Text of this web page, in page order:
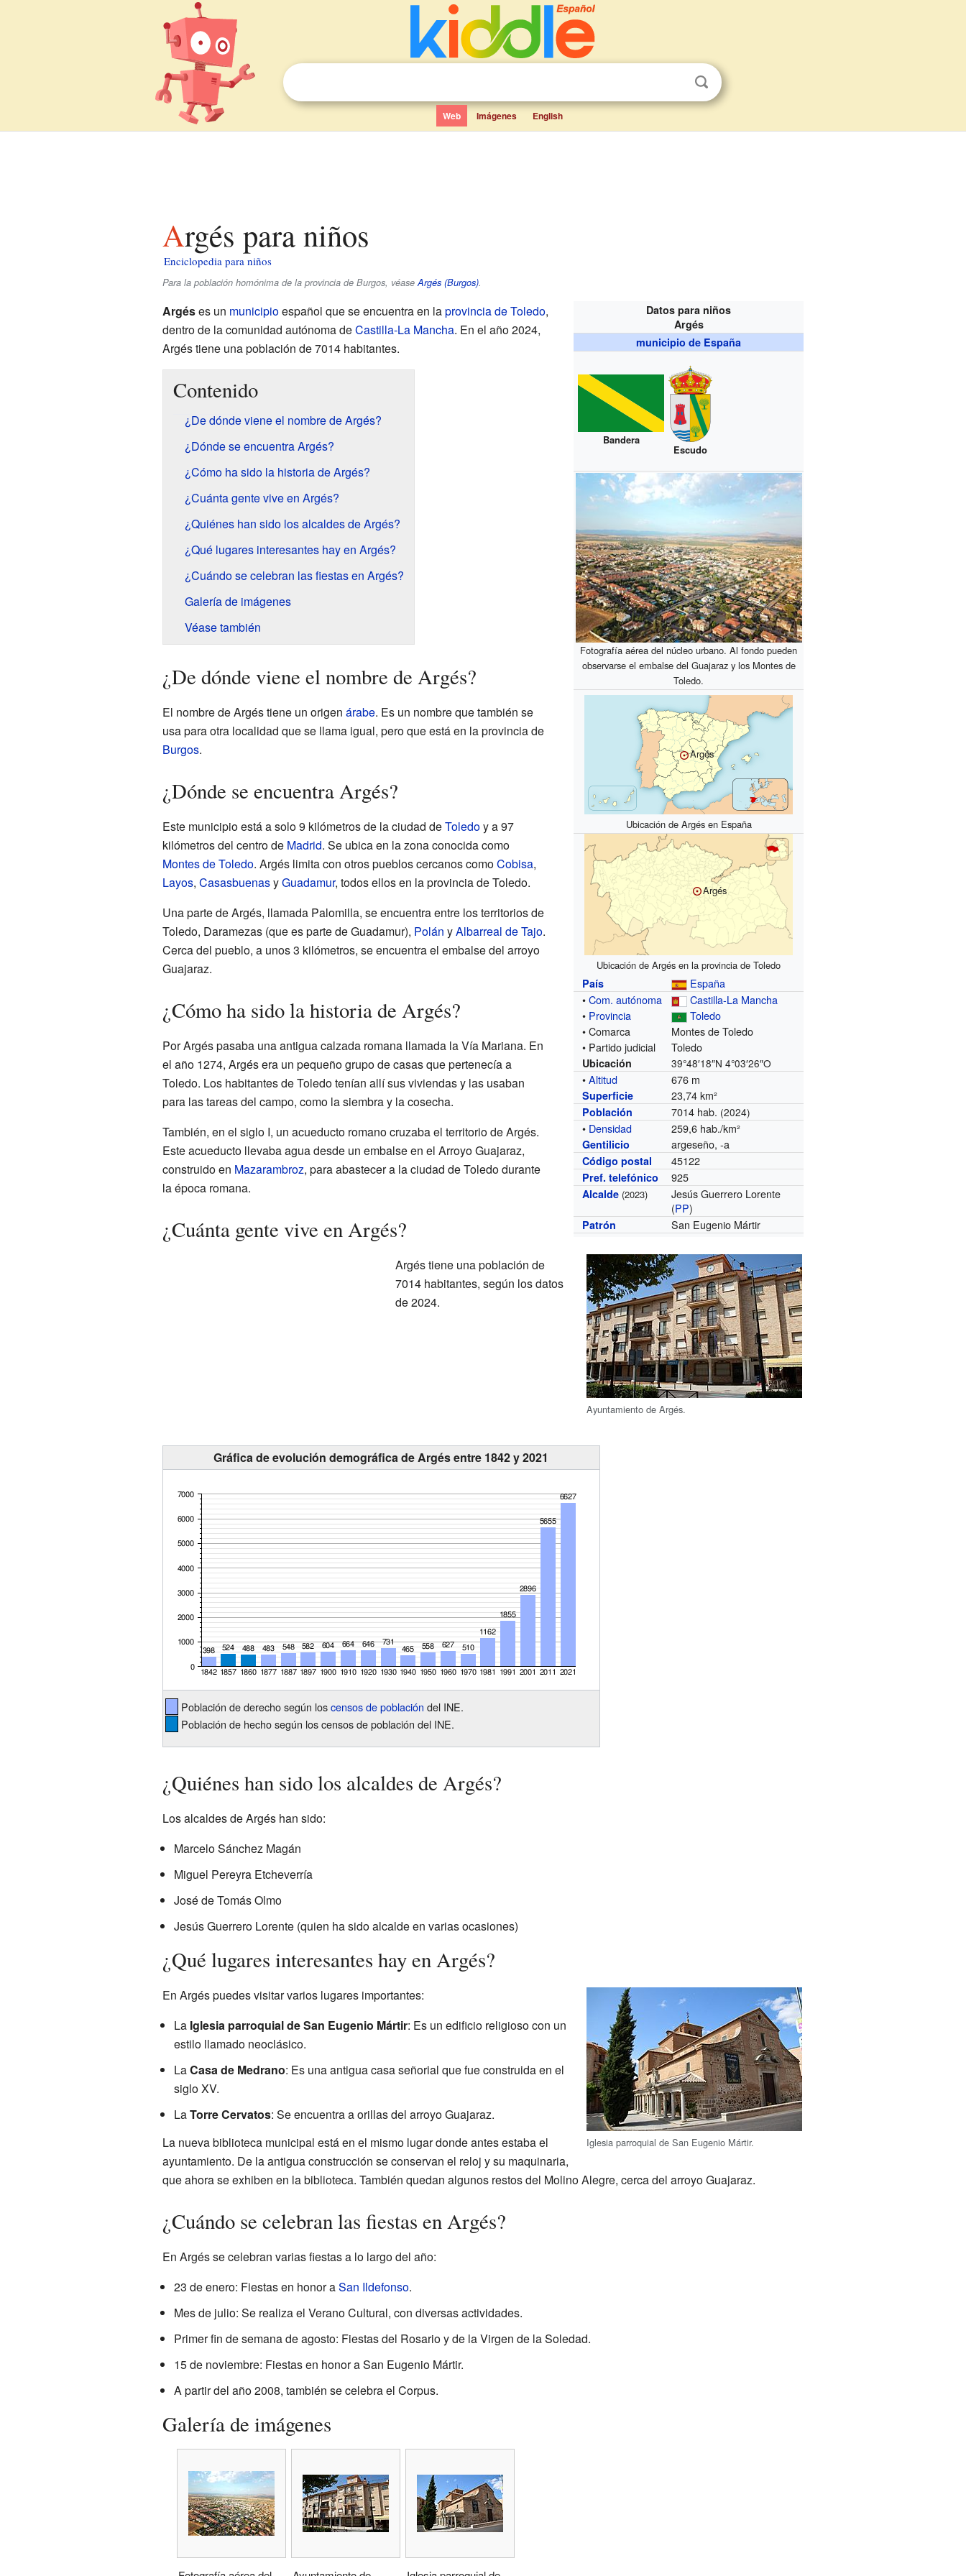
Web Imágenes English
Argés para niños
Enciclopedia para niños
Para la población homónima de la provincia de Burgos, véaseArgés (Burgos).
Datos para niños
Argés
municipio de España
Bandera
Escudo
Fotografía aérea del núcleo urbano. Al fondo pueden
observarse el embalse del Guajaraz y los Montes de
Toledo.
Argés
Ubicación de Argés en España
Argés
Ubicación de Argés en la provincia de Toledo
País
España
•Com. autónoma
Castilla-La Mancha
• Provincia
Toledo
• Comarca
Montes de Toledo
• Partido judicial
Toledo
Ubicación 39°48′18″N 4°03′26″O
•Altitud 676 m
Superficie 23,74 km²
Población 7014 hab. (2024)
• Densidad 259,6 hab./km²
Gentilicio argeseño, -a
Código postal 45122
Pref. telefónico 925
Alcalde (2023)
Jesús Guerrero Lorente
(PP)
Patrón San Eugenio Mártir
Argéses un municipioespañol que se encuentra en laprovincia de Toledo,
dentro de la comunidad autónoma deCastilla-La Mancha. En el año 2024,
Argés tiene una población de 7014 habitantes.
Contenido
¿De dónde viene el nombre de Argés?
¿Dónde se encuentra Argés?
¿Cómo ha sido la historia de Argés?
¿Cuánta gente vive en Argés?
¿Quiénes han sido los alcaldes de Argés?
¿Qué lugares interesantes hay en Argés?
¿Cuándo se celebran las fiestas en Argés?
Galería de imágenes
Véase también
¿De dónde viene el nombre de Argés?
El nombre de Argés tiene un origen árabe. Es un nombre que también se
usa para otra localidad que se llama igual, pero que está en la provincia de
Burgos.
¿Dónde se encuentra Argés?
Ayuntamiento de Argés.
Este municipio está a solo 9 kilómetros de la ciudad deToledoy a 97
kilómetros del centro de Madrid. Se ubica en la zona conocida como
Montes de Toledo. Argés limita con otros pueblos cercanos comoCobisa,
Layos, CasasbuenasyGuadamur, todos ellos en la provincia de Toledo.
Una parte de Argés, llamada Palomilla, se encuentra entre los territorios de
Toledo, Daramezas (que es parte de Guadamur), Polán yAlbarreal de Tajo.
Cerca del pueblo, a unos 3 kilómetros, se encuentra el embalse del arroyo
Guajaraz.
¿Cómo ha sido la historia de Argés?
Por Argés pasaba una antigua calzada romana llamada la Vía Mariana. En
el año 1274, Argés era un pequeño grupo de casas que pertenecía a
Toledo. Los habitantes de Toledo tenían allí sus viviendas y las usaban
para las tareas del campo, como la siembra y la cosecha.
También, en el siglo I, un acueducto romano cruzaba el territorio de Argés.
Este acueducto llevaba agua desde un embalse en el Arroyo Guajaraz,
construido en Mazarambroz, para abastecer a la ciudad de Toledo durante
la época romana.
¿Cuánta gente vive en Argés?
Argés tiene una población de
7014 habitantes, según los datos
de 2024.
Gráfica de evolución demográfica de Argés entre 1842 y 2021
Población de derecho según loscensos de población del INE.
Población de hecho según los censos de población del INE.
¿Quiénes han sido los alcaldes de Argés?
Los alcaldes de Argés han sido:
Marcelo Sánchez Magán
Miguel Pereyra Etcheverría
José de Tomás Olmo
Jesús Guerrero Lorente (quien ha sido alcalde en varias ocasiones)
¿Qué lugares interesantes hay en Argés?
Iglesia parroquial de San Eugenio Mártir.
En Argés puedes visitar varios lugares importantes:
La Iglesia parroquial de San Eugenio Mártir: Es un edificio religioso con un
estilo llamado neoclásico.
LaCasa de Medrano: Es una antigua casa señorial que fue construida en el
siglo XV.
LaTorre Cervatos: Se encuentra a orillas del arroyo Guajaraz.
La nueva biblioteca municipal está en el mismo lugar donde antes estaba el
ayuntamiento. De la antigua construcción se conservan el reloj y su maquinaria,
que ahora se exhiben en la biblioteca. También quedan algunos restos del Molino Alegre, cerca del arroyo Guajaraz.
¿Cuándo se celebran las fiestas en Argés?
En Argés se celebran varias fiestas a lo largo del año:
23 de enero: Fiestas en honor aSan Ildefonso.
Mes de julio: Se realiza el Verano Cultural, con diversas actividades.
Primer fin de semana de agosto: Fiestas del Rosario y de la Virgen de la Soledad.
15 de noviembre: Fiestas en honor a San Eugenio Mártir.
A partir del año 2008, también se celebra el Corpus.
Galería de imágenes